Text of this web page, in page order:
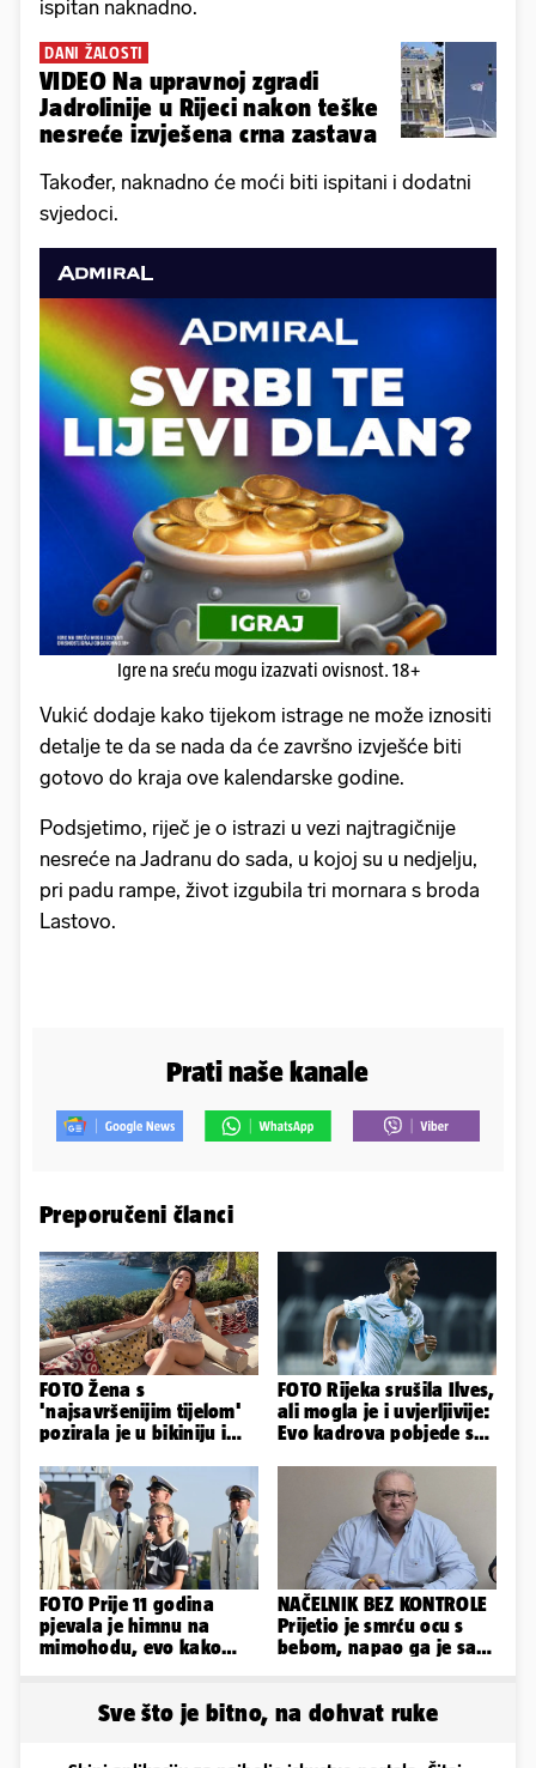
ispitan naknadno.
DANI ŽALOSTI
VIDEO Na upravnoj zgradi
Jadrolinije u Rijeci nakon teške
nesreće izvješena crna zastava
Također, naknadno će moći biti ispitani i dodatni
svjedoci.
Igre na sreću mogu izazvati ovisnost. 18+
Vukić dodaje kako tijekom istrage ne može iznositi
detalje te da se nada da će završno izvješće biti
gotovo do kraja ove kalendarske godine.
Podsjetimo, riječ je o istrazi u vezi najtragičnije
nesreće na Jadranu do sada, u kojoj su u nedjelju,
pri padu rampe, život izgubila tri mornara s broda
Lastovo.
Prati naše kanale
Preporučeni članci
FOTO Žena s
'najsavršenijim tijelom'
pozirala je u bikiniju i
obline...
FOTO Rijeka srušila Ilves,
ali mogla je i uvjerljivije:
Evo kadrova pobjede s
FOTO Prije 11 godina
pjevala je himnu na
mimohodu, evo kako
NAČELNIK BEZ KONTROLE
Prijetio je smrću ocu s
bebom, napao ga je sa
Sve što je bitno, na dohvat ruke